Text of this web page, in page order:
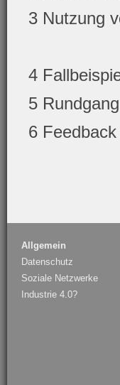
3 Nutzung
4
5
6
Allgemein
Datenschutz
Soziale Netzwerke
Industrie 4.0?